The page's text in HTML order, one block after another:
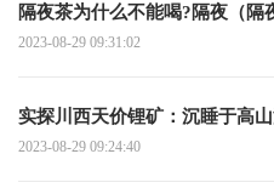
隔夜茶为什么不能喝?隔夜（隔
2023-08-29 09:31:02
实探川西天价锂矿：沉睡于高
2023-08-29 09:24:40